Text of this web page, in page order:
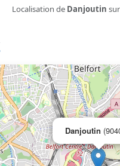
Localisation de Danjoutin
Danjoutin